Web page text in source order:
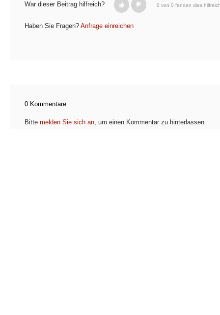
War dieser Beitrag hilfreich? 0 von 0 fanden dies
Haben Sie Fragen? Anfrage einreichen
0 Kommentare
Bitte melden Sie sich an, um einen Kommentar zu hinterlassen.